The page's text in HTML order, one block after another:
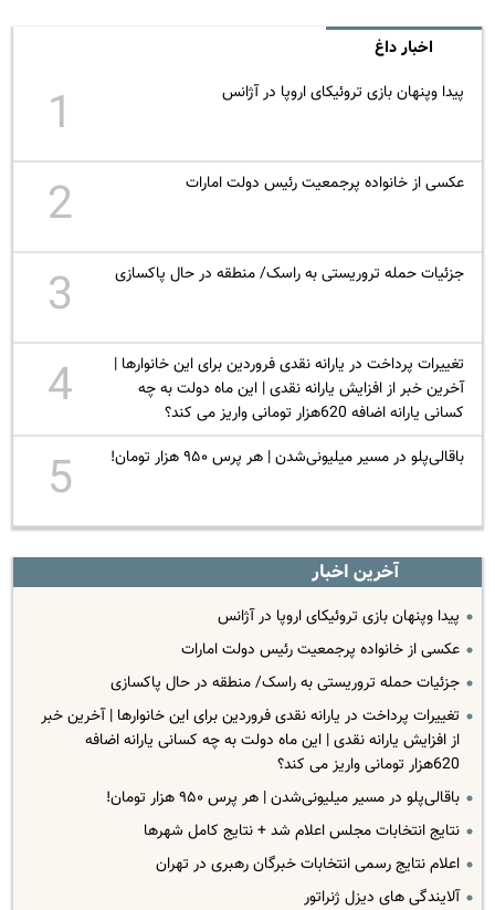
اخبار داغ
پیدا وپنهان بازی تروئیکای اروپا در آژانس 1
عکسی از خانواده پرجمعیت رئیس دولت امارات 2
جزئیات حمله تروریستی به راسک/ منطقه در حال پاکسازی 3
تغییرات پرداخت در یارانه نقدی فروردین برای این خانوارها |
آخرین خبر از افزایش یارانه نقدی | این ماه دولت به چه
کسانی یارانه اضافه 620هزار تومانی واریز می کند؟
4
باقالی‌پلو در مسیر میلیونی‌شدن | هر پرس ۹۵۰ هزار تومان! 5
آخرین اخبار
پیدا وپنهان بازی تروئیکای اروپا در آژانس
عکسی از خانواده پرجمعیت رئیس دولت امارات
جزئیات حمله تروریستی به راسک/ منطقه در حال پاکسازی
تغییرات پرداخت در یارانه نقدی فروردین برای این خانوارها | آخرین خبر
از افزایش یارانه نقدی | این ماه دولت به چه کسانی یارانه اضافه
620هزار تومانی واریز می کند؟
باقالی‌پلو در مسیر میلیونی‌شدن | هر پرس ۹۵۰ هزار تومان!
نتایج انتخابات مجلس اعلام شد + نتایج کامل شهرها
اعلام نتایج رسمی انتخابات خبرگان رهبری در تهران‌
آلایندگی های دیزل ژنراتور